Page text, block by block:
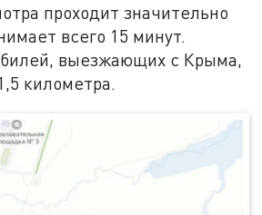
проходит значительно
всего 15 минут.
выезжающих с Крыма,
километра.